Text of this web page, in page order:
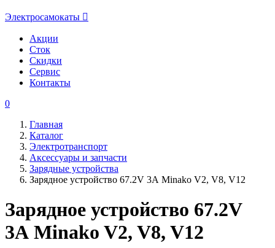
Электросамокаты
Акции
Сток
Скидки
Сервис
Контакты
0
Главная
Каталог
Электротранспорт
Аксессуары и запчасти
Зарядные устройства
Зарядное устройство 67.2V 3А Minako V2, V8, V12
Зарядное устройство 67.2V
3А Minako V2, V8, V12